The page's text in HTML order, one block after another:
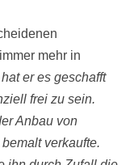
mehr in
er es geschafft
frei zu sein.
Anbau von
verkaufte.